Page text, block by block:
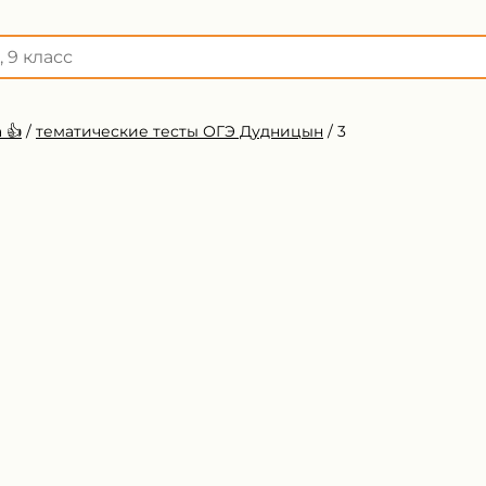
👍 / тематические тесты ОГЭ Дудницын / 3